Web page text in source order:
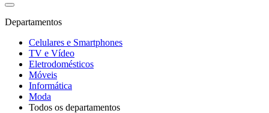
Departamentos
Celulares e Smartphones
TV e Vídeo
Eletrodomésticos
Móveis
Informática
Moda
Todos os departamentos